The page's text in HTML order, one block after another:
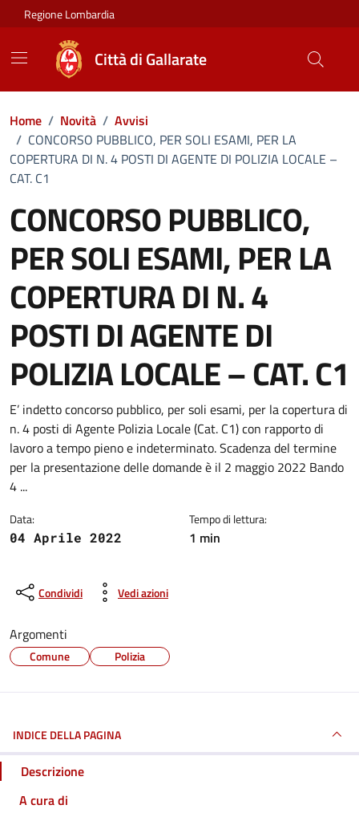
Vai ai contenuti
Vai al footer
Regione Lombardia
Città di Gallarate
Home / Novità / Avvisi
/ CONCORSO PUBBLICO, PER SOLI ESAMI, PER LA
COPERTURA DI N. 4 POSTI DI AGENTE DI POLIZIA LOCALE –
CAT. C1
CONCORSO PUBBLICO,
PER SOLI ESAMI, PER LA
COPERTURA DI N. 4
POSTI DI AGENTE DI
POLIZIA LOCALE – CAT. C1
Dettagli della notizia
E’ indetto concorso pubblico, per soli esami, per la copertura di
n. 4 posti di Agente Polizia Locale (Cat. C1) con rapporto di
lavoro a tempo pieno e indeterminato. Scadenza del termine
per la presentazione delle domande è il 2 maggio 2022 Bando
4 ...
Data:
04 Aprile 2022
Tempo di lettura:
1 min
Condividi Vedi azioni
Argomenti
Comune Polizia
INDICE DELLA PAGINA
Descrizione
A cura di